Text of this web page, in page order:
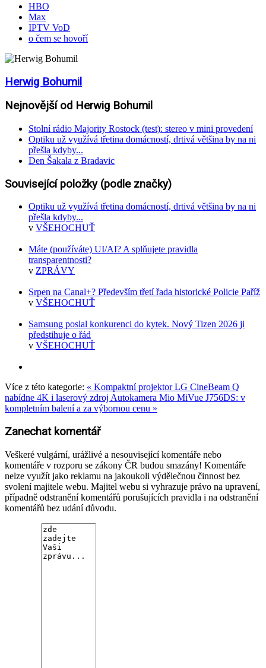
HBO
Max
IPTV VoD
o čem se hovoří
Herwig Bohumil
Nejnovější od Herwig Bohumil
Stolní rádio Majority Rostock (test): stereo v mini provedení
Optiku už využívá třetina domácností, drtivá většina by na ni
přešla kdyby...
Den Šakala z Bradavic
Související položky (podle značky)
Optiku už využívá třetina domácností, drtivá většina by na ni
přešla kdyby...
v VŠEHOCHUŤ
Máte (používáte) UI/AI? A splňujete pravidla
transparentnosti?
v ZPRÁVY
Srpen na Canal+? Především třetí řada historické Policie Paříž
v VŠEHOCHUŤ
Samsung poslal konkurenci do kytek. Nový Tizen 2026 ji
předstihuje o řád
v VŠEHOCHUŤ
Více z této kategorie: « Kompaktní projektor LG CineBeam Q
nabídne 4K i laserový zdroj Autokamera Mio MiVue J756DS: v
kompletním balení a za výbornou cenu »
Zanechat komentář
Veškeré vulgární, urážlivé a nesouvisející komentáře nebo
komentáře v rozporu se zákony ČR budou smazány! Komentáře
nelze využít jako reklamu na jakoukoli výdělečnou činnost bez
svolení majitele webu. Majitel webu si vyhrazuje právo na upravení,
případně odstranění komentářů porušujících pravidla i na odstranění
komentářů bez udání důvodu.